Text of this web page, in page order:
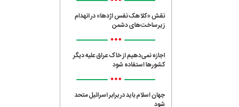
نقش «کلاهک نفس اژدها» در انهدام
زیرساخت‌های دشمن
•••
اجازه نمی‌دهیم از خاک عراق علیه دیگر
کشورها استفاده شود
•••
جهان اسلام باید در برابر اسرائیل متحد
شود